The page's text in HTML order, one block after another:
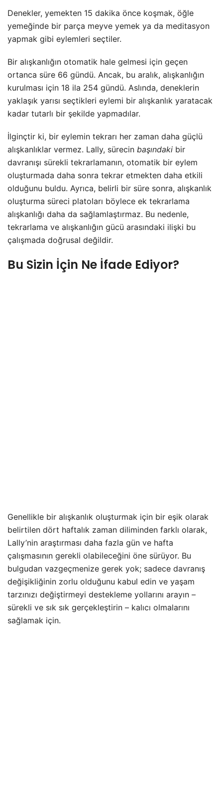
Denekler, yemekten 15 dakika önce koşmak, öğle
yemeğinde bir parça meyve yemek ya da meditasyon
yapmak gibi eylemleri seçtiler.
Bir alışkanlığın otomatik hale gelmesi için geçen
ortanca süre 66 gündü. Ancak, bu aralık, alışkanlığın
kurulması için 18 ila 254 gündü. Aslında, deneklerin
yaklaşık yarısı seçtikleri eylemi bir alışkanlık yaratacak
kadar tutarlı bir şekilde yapmadılar.
İlginçtir ki, bir eylemin tekrarı her zaman daha güçlü
alışkanlıklar vermez. Lally, sürecin başındaki bir
davranışı sürekli tekrarlamanın, otomatik bir eylem
oluşturmada daha sonra tekrar etmekten daha etkili
olduğunu buldu. Ayrıca, belirli bir süre sonra, alışkanlık
oluşturma süreci platoları böylece ek tekrarlama
alışkanlığı daha da sağlamlaştırmaz. Bu nedenle,
tekrarlama ve alışkanlığın gücü arasındaki ilişki bu
çalışmada doğrusal değildir.
Bu Sizin İçin Ne İfade Ediyor?
Genellikle bir alışkanlık oluşturmak için bir eşik olarak
belirtilen dört haftalık zaman diliminden farklı olarak,
Lally’nin araştırması daha fazla gün ve hafta
çalışmasının gerekli olabileceğini öne sürüyor. Bu
bulgudan vazgeçmenize gerek yok; sadece davranış
değişikliğinin zorlu olduğunu kabul edin ve yaşam
tarzınızı değiştirmeyi destekleme yollarını arayın –
sürekli ve sık sık gerçekleştirin – kalıcı olmalarını
sağlamak için.